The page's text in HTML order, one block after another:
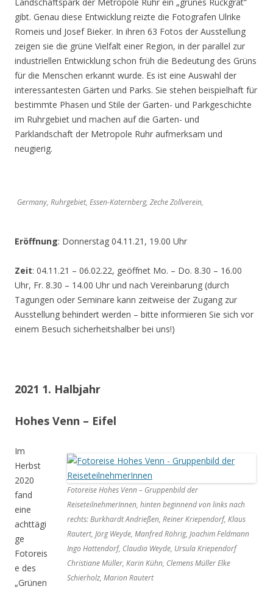
gibt. Genau diese Entwicklung reizte die Fotografen Ulrike
Romeis und Josef Bieker. In ihren 63 Fotos der Ausstellung
zeigen sie die grüne Vielfalt einer Region, in der parallel zur
industriellen Entwicklung schon früh die Bedeutung des Grüns
für die Menschen erkannt wurde. Es ist eine Auswahl der
interessantesten Gärten und Parks. Sie stehen beispielhaft für
bestimmte Phasen und Stile der Garten- und Parkgeschichte
im Ruhrgebiet und machen auf die Garten- und
Parklandschaft der Metropole Ruhr aufmerksam und
neugierig.
Germany, Ruhrgebiet, Essen-Katernberg, Zeche Zollverein,
Eröffnung: Donnerstag 04.11.21, 19.00 Uhr
Zeit: 04.11.21 – 06.02.22, geöffnet Mo. – Do. 8.30 – 16.00
Uhr, Fr. 8.30 – 14.00 Uhr und nach Vereinbarung (durch
Tagungen oder Seminare kann zeitweise der Zugang zur
Ausstellung behindert werden – bitte informieren Sie sich vor
einem Besuch sicherheitshalber bei uns!)
2021 1. Halbjahr
Hohes Venn – Eifel
Fotoreise Hohes Venn – Gruppenbild der
ReiseteilnehmerInnen, hinten beginnend von links nach
rechts: Burkhardt Andrießen, Reiner Kriependorf, Klaus
Rautert, Jörg Weyde, Manfred Röhrig, Joachim Feldmann
Ingo Hattendorf, Claudia Weyde, Ursula Kriependorf
Christiane Müller, Karin Kühn, Clemens Müller Elke
Schierholz, Marion Rautert
Im
Herbst
2020
fand
eine
achttägi
ge
Fotoreis
e des
„Grünen